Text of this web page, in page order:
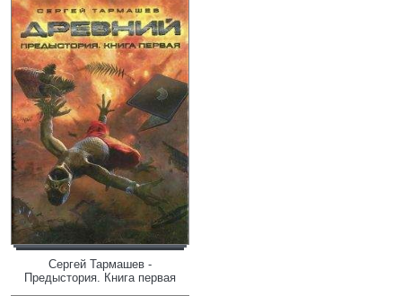
Сергей Тармашев -
Предыстория. Книга первая